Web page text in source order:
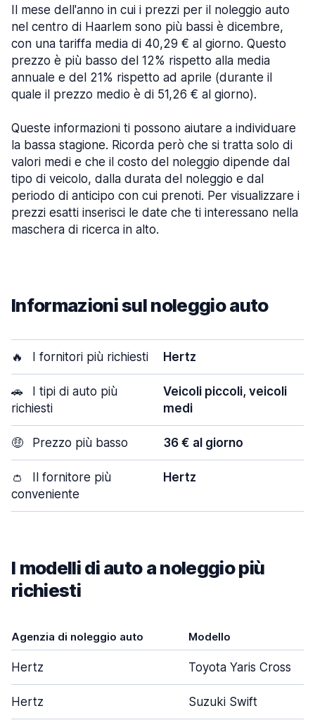
Il mese dell'anno in cui i prezzi per il noleggio auto
nel centro di Haarlem sono più bassi è dicembre,
con una tariffa media di 40,29 € al giorno. Questo
prezzo è più basso del 12% rispetto alla media
annuale e del 21% rispetto ad aprile (durante il
quale il prezzo medio è di 51,26 € al giorno).
Queste informazioni ti possono aiutare a individuare
la bassa stagione. Ricorda però che si tratta solo di
valori medi e che il costo del noleggio dipende dal
tipo di veicolo, dalla durata del noleggio e dal
periodo di anticipo con cui prenoti. Per visualizzare i
prezzi esatti inserisci le date che ti interessano nella
maschera di ricerca in alto.
Informazioni sul noleggio auto
🔥 I fornitori più richiesti Hertz
🚗
I tipi di auto più
richiesti
Veicoli piccoli, veicoli
medi
🤑 Prezzo più basso 36 € al giorno
👛
Il fornitore più
conveniente
Hertz
I modelli di auto a noleggio più
richiesti
Agenzia di noleggio auto Modello
Hertz Toyota Yaris Cross
Hertz Suzuki Swift